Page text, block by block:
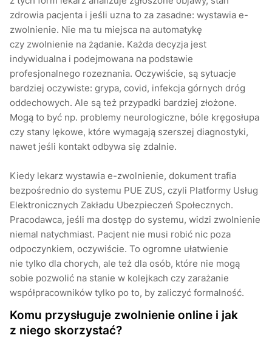
zdrowia pacjenta i jeśli uzna to za zasadne: wystawia e-
zwolnienie. Nie ma tu miejsca na automatykę
czy zwolnienie na żądanie. Każda decyzja jest
indywidualna i podejmowana na podstawie
profesjonalnego rozeznania. Oczywiście, są sytuacje
bardziej oczywiste: grypa, covid, infekcja górnych dróg
oddechowych. Ale są też przypadki bardziej złożone.
Mogą to być np. problemy neurologiczne, bóle kręgosłupa
czy stany lękowe, które wymagają szerszej diagnostyki,
nawet jeśli kontakt odbywa się zdalnie.
Kiedy lekarz wystawia e-zwolnienie, dokument trafia
bezpośrednio do systemu PUE ZUS, czyli Platformy Usług
Elektronicznych Zakładu Ubezpieczeń Społecznych.
Pracodawca, jeśli ma dostęp do systemu, widzi zwolnienie
niemal natychmiast. Pacjent nie musi robić nic poza
odpoczynkiem, oczywiście. To ogromne ułatwienie
nie tylko dla chorych, ale też dla osób, które nie mogą
sobie pozwolić na stanie w kolejkach czy zarażanie
współpracowników tylko po to, by zaliczyć formalność.
Komu przysługuje zwolnienie online i jak
z niego skorzystać?